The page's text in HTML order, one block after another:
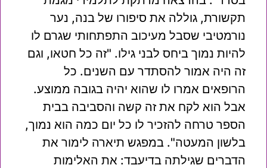
תקשורת, גוללה את סיפורו של בנה, נער
נורמטיבי שסבל מעיכוב התפתחותי שגרם לו
להיות נמוך ביחס לבני גילו. "זה כל חטאו, וגם
זה היה אמור להסתדר עם השנים. כל
הרופאים אמרו לו שהוא יהיה בגובה ממוצע.
אבל הוא לקח את זה קשה והסביבה בבית
הספר טרחה להזכיר לו כל יום כמה הוא נמוך,
בלשון המעטה". במפגש תיארה לימור את
הדברים שגילתה בדיעבד: את האלימות